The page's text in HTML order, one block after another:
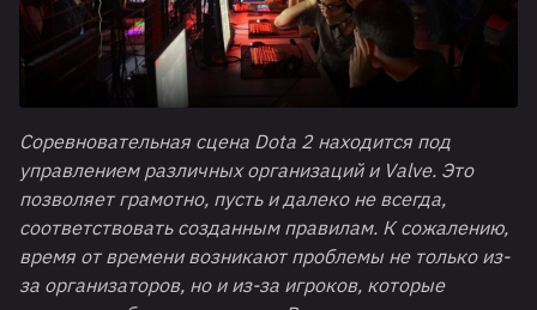
Соревновательная сцена Dota 2 находится под
управлением различных организаций и Valve. Это
позволяет грамотно, пусть и далеко не всегда,
соответствовать созданным правилам. К сожалению,
время от времени возникают проблемы не только из-
за организаторов, но и из-за игроков, которые